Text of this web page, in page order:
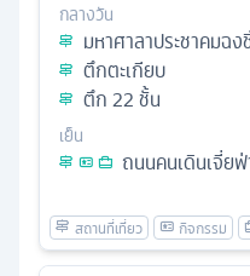
กลางวัน
มหาศาลาประชาคมฉง
ตึกตะเกียบ
ตึก 22 ชั้น
เย็น
ถนนคนเดินเจี่ยฟ่